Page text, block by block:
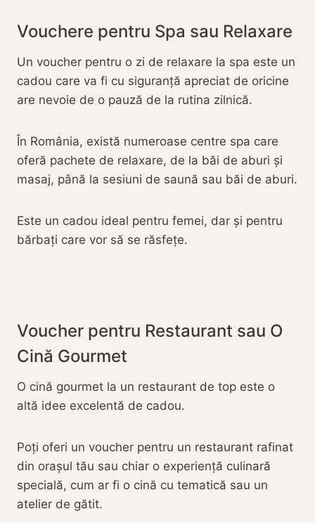
Vouchere pentru Spa sau Relaxare
Un voucher pentru o zi de relaxare la spa este un
cadou care va fi cu siguranță apreciat de oricine
are nevoie de o pauză de la rutina zilnică.
În România, există numeroase centre spa care
oferă pachete de relaxare, de la băi de aburi și
masaj, până la sesiuni de saună sau băi de aburi.
Este un cadou ideal pentru femei, dar și pentru
bărbați care vor să se răsfețe.
Voucher pentru Restaurant sau O
Cină Gourmet
O cină gourmet la un restaurant de top este o
altă idee excelentă de cadou.
Poți oferi un voucher pentru un restaurant rafinat
din orașul tău sau chiar o experiență culinară
specială, cum ar fi o cină cu tematică sau un
atelier de gătit.